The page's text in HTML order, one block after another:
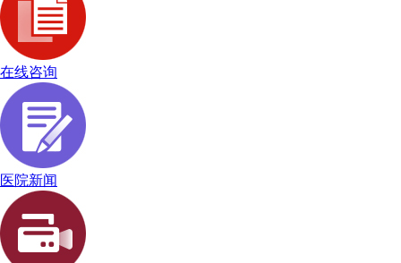
在线咨询
医院新闻